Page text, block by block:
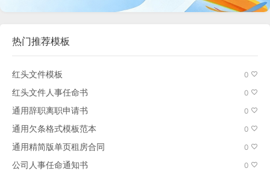
热门推荐模板
红头文件模板 0
红头文件人事任命书 0
通用辞职离职申请书 0
通用欠条格式模板范本 0
通用精简版单页租房合同 0
公司人事任命通知书 0